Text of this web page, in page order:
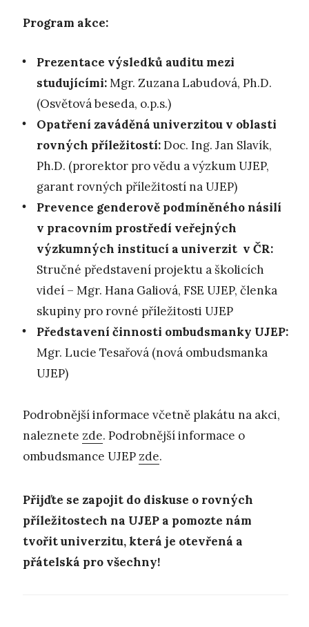
Program akce:
Prezentace výsledků auditu mezi
studujícími:Mgr. Zuzana Labudová, Ph.D.
(Osvětová beseda, o.p.s.)
Opatření zaváděná univerzitou v oblasti
rovných příležitostí:Doc. Ing. Jan Slavík,
Ph.D. (prorektor pro vědu a výzkum UJEP,
garant rovných příležitostí na UJEP)
Prevence genderově podmíněného násilí
v pracovním prostředí veřejných
výzkumných institucí a univerzit v ČR:
Stručné představení projektu a školicích
videí – Mgr. Hana Galiová, FSE UJEP, členka
skupiny pro rovné příležitosti UJEP
Představení činnosti ombudsmanky UJEP:
Mgr. Lucie Tesařová (nová ombudsmanka
UJEP)
Podrobnější informace včetně plakátu na akci,
naleznete zde. Podrobnější informace o
ombudsmance UJEP zde.
Přijďte se zapojit do diskuse o rovných
příležitostech na UJEP a pomozte nám
tvořit univerzitu, která je otevřená a
přátelská pro všechny!